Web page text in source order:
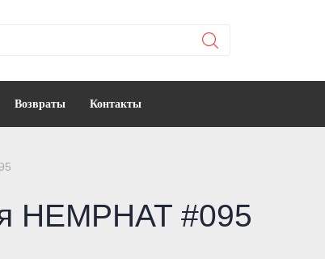
Возвраты Контакты
HEMPHAT #095